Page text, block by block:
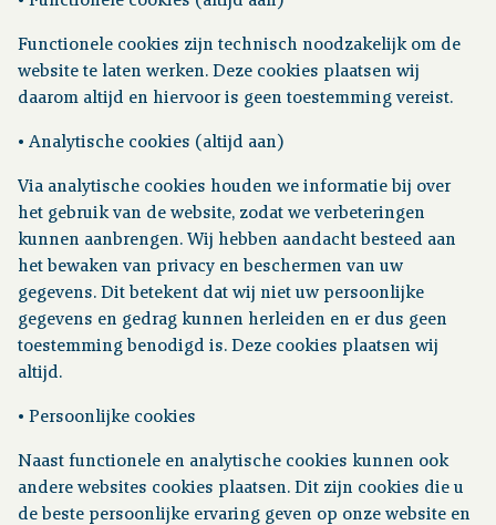
Functionele cookies zijn technisch noodzakelijk om de
website te laten werken. Deze cookies plaatsen wij
daarom altijd en hiervoor is geen toestemming vereist.
• Analytische cookies (altijd aan)
Via analytische cookies houden we informatie bij over
het gebruik van de website, zodat we verbeteringen
kunnen aanbrengen. Wij hebben aandacht besteed aan
het bewaken van privacy en beschermen van uw
gegevens. Dit betekent dat wij niet uw persoonlijke
gegevens en gedrag kunnen herleiden en er dus geen
toestemming benodigd is. Deze cookies plaatsen wij
altijd.
• Persoonlijke cookies
Naast functionele en analytische cookies kunnen ook
andere websites cookies plaatsen. Dit zijn cookies die u
de beste persoonlijke ervaring geven op onze website en